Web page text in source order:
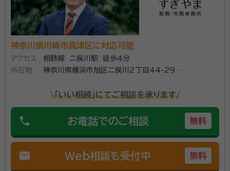
神奈川県川崎市高津区に対応可能
アクセス
相鉄線 二俣川駅 徒歩４分
所在地
神奈川県横浜市旭区二俣川2丁目44-29
\「いい相続」にてご相談を承ります/
phone お電話でのご相談 無料
mail Web相談も受付中 無料